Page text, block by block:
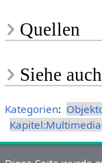
Quellen
Siehe auch
Kategorien: